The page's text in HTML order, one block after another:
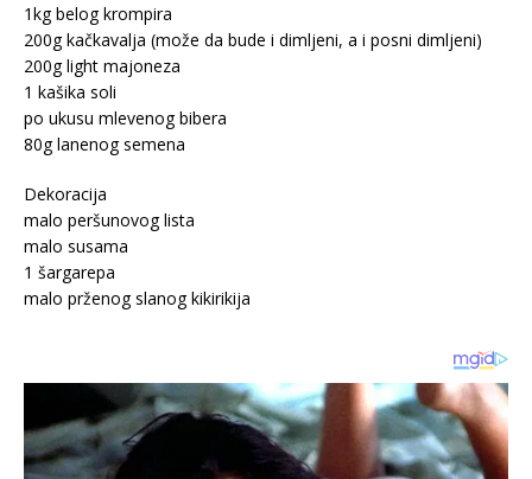
1kg belog krompira
200g kačkavalja (može da bude i dimljeni, a i posni dimljeni)
200g light majoneza
1 kašika soli
po ukusu mlevenog bibera
80g lanenog semena
Dekoracija
malo peršunovog lista
malo susama
1 šargarepa
malo prženog slanog kikirikija